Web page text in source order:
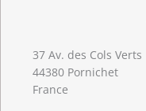
37 Av. des Cols Verts
44380 Pornichet
France